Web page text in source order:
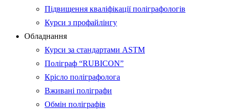
Підвищення кваліфікації поліграфологів
Курси з профайлінгу
Обладнання
Курси за стандартами ASTM
Поліграф “RUBICON”
Крісло поліграфолога
Вживані поліграфи
Обмін поліграфів